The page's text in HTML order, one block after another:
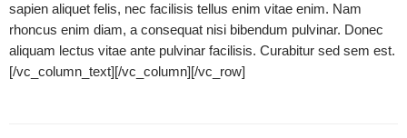
sapien aliquet felis, nec facilisis tellus enim vitae enim. Nam
rhoncus enim diam, a consequat nisi bibendum pulvinar. Donec
aliquam lectus vitae ante pulvinar facilisis. Curabitur sed sem est.
[/vc_column_text][/vc_column][/vc_row]